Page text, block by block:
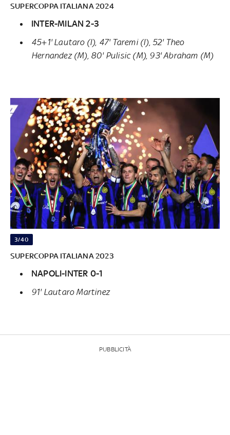
SUPERCOPPA ITALIANA 2024
INTER-MILAN 2-3
45+1' Lautaro (I), 47' Taremi (I), 52' Theo
Hernandez (M), 80' Pulisic (M), 93' Abraham (M)
3/40
SUPERCOPPA ITALIANA 2023
NAPOLI-INTER 0-1
91' Lautaro Martinez
PUBBLICITÀ